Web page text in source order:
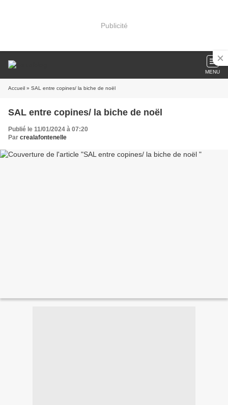
Publicité
MENU
Accueil » SAL entre copines/ la biche de noël
SAL entre copines/ la biche de noël
Publié le 11/01/2024 à 07:20
Par crealafontenelle